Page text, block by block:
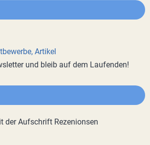
Artikel
und bleib auf dem Laufenden!